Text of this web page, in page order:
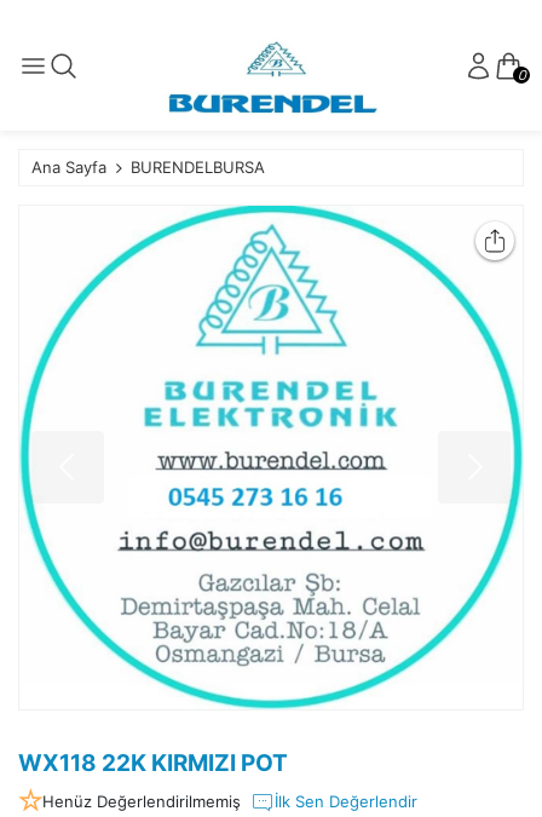
0
Ana Sayfa BURENDELBURSA
WX118 22K KIRMIZI POT
Henüz Değerlendirilmemiş İlk Sen Değerlendir